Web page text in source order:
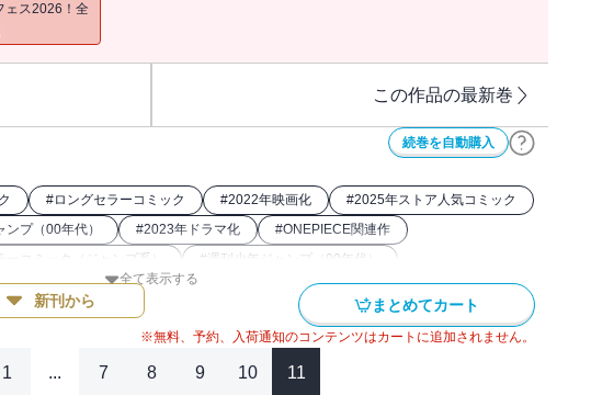
ェス2026！全
この作品の最新巻
続巻を自動購入
#ロングセラーコミック #2022年映画化 #2025年ストア人気コミック
プ（00年代） #2023年ドラマ化 #ONEPIECE関連作
ーコミック（ジャンプ系） #週刊少年ジャンプ（90年代）
全て表示する
新刊から まとめてカート
※無料、予約、入荷通知のコンテンツはカートに追加されません。
1 ... 7 8 9 10 11